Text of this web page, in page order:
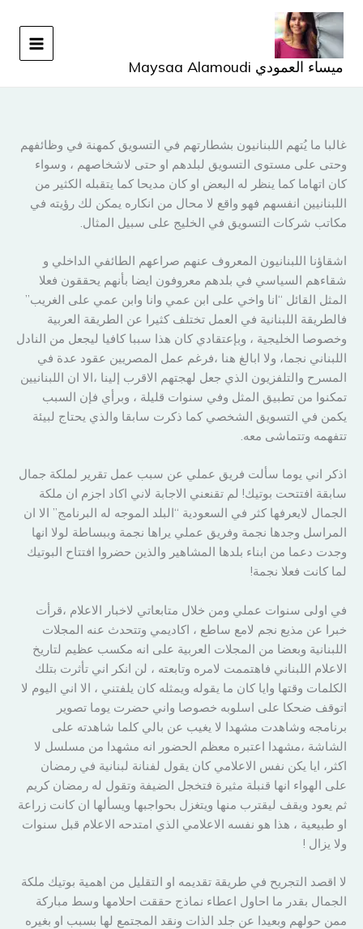
تخطي
المحتوى
ميساء العمودي Maysaa Alamoudi
غالبا ما يُتهم اللبنانيون بشطارتهم في التسويق كمهنة في وظائفهم
وحتى على مستوى التسويق لبلدهم او حتى لاشخاصهم ، وسواء
كان اتهاما كما ينظر له البعض او كان مديحا كما يتقبله الكثير من
اللبنانيين انفسهم فهو واقع لا محال من انكاره يمكن لك رؤيته في
مكاتب شركات التسويق في الخليج على سبيل المثال.
اشقاؤنا اللبنانيون المعروف عنهم صراعهم الطائفي الداخلي و
شقاءهم السياسي في بلدهم معروفون ايضا بأنهم يحققون فعلا
المثل القائل “انا واخي على ابن عمي وانا وابن عمي على الغريب”
فالطريقة اللبنانية في العمل تختلف كثيرا عن الطريقة العربية
وخصوصا الخليجية ، وبإعتقادي كان هذا سببا كافيا ليجعل من النادل
اللبناني نجما، ولا ابالغ هنا ،فرغم عمل المصريين عقود عدة في
المسرح والتلفزيون الذي جعل لهجتهم الاقرب إلينا ،الا ان اللبنانيين
تمكنوا من تطبيق المثل وفي سنوات قليلة ، وبرأي فإن السبب
يكمن في التسويق الشخصي كما ذكرت سابقا والذي يحتاج لبيئة
تتفهمه وتتماشى معه.
اذكر اني يوما سألت فريق عملي عن سبب عمل تقرير لملكة جمال
سابقة افتتحت بوتيك! لم تقنعني الاجابة لاني اكاد اجزم ان ملكة
الجمال لايعرفها كثر في السعودية “البلد الموجه له البرنامج” الا ان
المراسل وجدها نجمة وفريق عملي يراها نجمة وببساطة لولا انها
وجدت دعما من ابناء بلدها المشاهير والذين حضروا افتتاح البوتيك
لما كانت فعلا نجمة!
في اولى سنوات عملي ومن خلال متابعاتي لاخبار الاعلام ،قرأت
خبرا عن مذيع نجم لامع ساطع ، اكاديمي وتتحدث عنه المجلات
اللبنانية وبعضا من المجلات العربية على انه مكسب عظيم لتاريخ
الاعلام اللبناني فاهتممت لامره وتابعته ، لن انكر اني تأثرت بتلك
الكلمات وقتها وايا كان ما يقوله ويمثله كان يلفتني ، الا اني اليوم لا
اتوقف ضحكا على اسلوبه خصوصا واني حضرت يوما تصوير
برنامجه وشاهدت مشهدا لا يغيب عن بالي كلما شاهدته على
الشاشة ،مشهدا اعتبره معظم الحضور انه مشهدا من مسلسل لا
اكثر، ايا يكن نفس الاعلامي كان يقول لفنانة لبنانية في رمضان
على الهواء انها قنبلة مثيرة فتخجل الضيفة وتقول له رمضان كريم
ثم يعود ويقف ليقترب منها ويتغزل بحواجبها ويسألها ان كانت زراعة
او طبيعية ، هذا هو نفسه الاعلامي الذي امتدحه الاعلام قبل سنوات
ولا يزال !
لا اقصد التجريح في طريقة تقديمه او التقليل من اهمية بوتيك ملكة
الجمال بقدر ما احاول اعطاء نماذج حققت احلامها وسط مباركة
ممن حولهم وبعيدا عن جلد الذات ونقد المجتمع لها بسبب او بغيره